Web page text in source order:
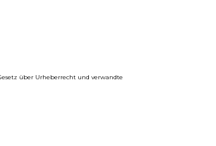
über Urheberrecht und verwandte